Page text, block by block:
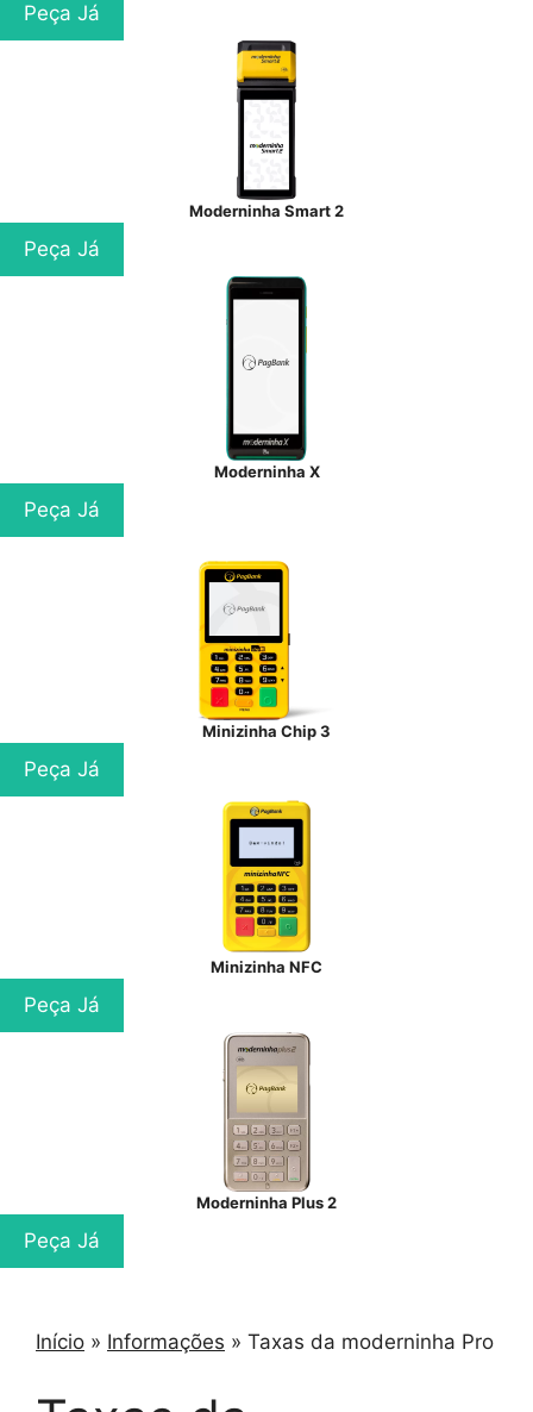
Peça Já
Moderninha Smart 2
Peça Já
Moderninha X
Peça Já
Minizinha Chip 3
Peça Já
Minizinha NFC
Peça Já
Moderninha Plus 2
Peça Já
Início » Informações » Taxas da moderninha Pro